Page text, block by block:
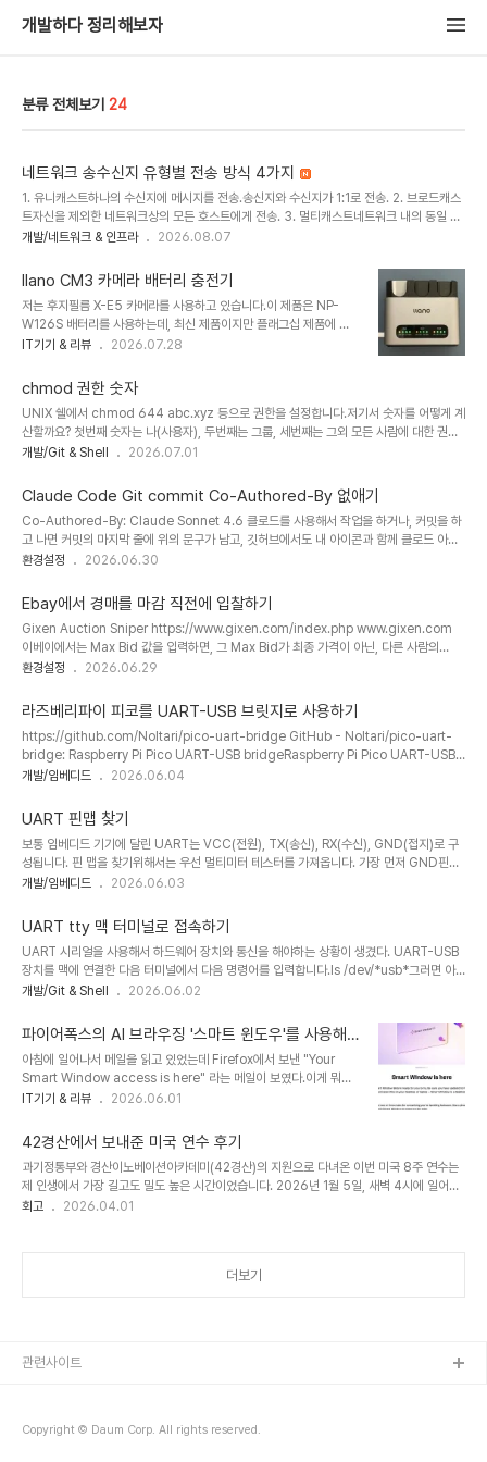
개발하다 정리해보자
분류 전체보기 24
네트워크 송수신지 유형별 전송 방식 4가지
1. 유니캐스트하나의 수신지에 메시지를 전송.송신지와 수신지가 1:1로 전송. 2. 브로드캐스
트자신을 제외한 네트워크상의 모든 호스트에게 전송. 3. 멀티캐스트네트워크 내의 동일 그
룹에 속한 호스트에만 전송. 4. 애니캐스트네트워크 내의 동일 그룹에 속한 호스트 중에 가
개발/네트워크 & 인프라 2026.08.07
llano CM3 카메라 배터리 충전기
저는 후지필름 X-E5 카메라를 사용하고 있습니다.이 제품은 NP-
W126S 배터리를 사용하는데, 최신 제품이지만 플래그십 제품에 들
어가는 NP-W235와 달리 용량이 적습니다.기존에 후지필름의 NP-
용하려니 배터리의 개수가 더 많이 필요해졌습니다.그래서 동시에 여
러개를 충전할 수 있는 제품을 찾아보았는데 2구 짜리 제품은 많았지
만 그것보다 많이 들어가는 제품은 이것 하나 뿐이어서 구입하게 되었
습니다.전면에는 각각의 배터리 잔량 표시기가 있습니다. 25%단위로
만 나와 조금 아쉬웠지만, 충분하다고 생각됩니다.후면에는 전원 입출
력되며 12V 2.5A 또는 5V 3A로 최대 ..
IT기기 & 리뷰 2026.07.28
chmod 권한 숫자
UNIX 쉘에서 chmod 644 abc.xyz 등으로 권한을 설정합니다.저기서 숫자를 어떻게 계
산할까요? 첫번째 숫자는 나(사용자), 두번째는 그룹, 세번째는 그외 모든 사람에 대한 권한
입니다.각 숫자는 8진수로 쓰고, 읽기 권한은 4, 쓰기권한은 2, 실행권한은 1 입니다. 그래
등으로 작성할 수 있습니다.ssh 키의 권한도 600 으로 변경해야 하는 이유는 나 자신이 읽
기, 쓰기만 가능하게 해야하기 때문입니다.
개발/Git & Shell 2026.07.01
Claude Code Git commit Co-Authored-By 없애기
Co-Authored-By: Claude Sonnet 4.6 클로드를 사용해서 작업을 하거나, 커밋을 하
고 나면 커밋의 마지막 줄에 위의 문구가 남고, 깃허브에서도 내 아이콘과 함께 클로드 아이
콘이 남는 경험이 있으셨을겁니다.AI를 사용해서 코딩을 한 것을 밝히는 투명성이 필요하다
다.~/.claude/settings.json에 보면 클로드 설정이 저장되어있습니다.{ "attribution":
{ "commit": "", "pr": "" }}파일에서 attribution 설정의 commit, pr 값을 모두 ""로 빈
값을 주면 앞으로의 커밋에는 표시되지 않습니다. 자세한 설정은 아래 링크에서도 확인해볼
..
환경설정 2026.06.30
Ebay에서 경매를 마감 직전에 입찰하기
Gixen Auction Sniper https://www.gixen.com/index.php www.gixen.com
이베이에서는 Max Bid 값을 입력하면, 그 Max Bid가 최종 가격이 아닌, 다른 사람의
Max Bid 보다 약간 높은 가격을 책정하게 되어있다.그래서 Max Bid를 미리 높게 올려놓
Gixen 옥션 스나이퍼를 사용하면 경매 마감 직전에 전에 내가 생각한 Max Bid를 대신 입
력해준다.기본 설정은 6초로 되어있지만, 돈을 지불하면 1초에서 15초까지 설정도 가능하
다.실제로 얼마전에 사용해보았을때 130달러라고 써냈지만, 77.76달러만 결제하게 되었
다.사용하지 않았더라면, 100달러 넘게 주고..
환경설정 2026.06.29
라즈베리파이 피코를 UART-USB 브릿지로 사용하기
https://github.com/Noltari/pico-uart-bridge GitHub - Noltari/pico-uart-
bridge: Raspberry Pi Pico UART-USB bridgeRaspberry Pi Pico UART-USB
bridge. Contribute to Noltari/pico-uart-bridge development by creating
으로 USB 브릿지를 사용하는 것이 있다.근데 보통 전용 하드웨어를 구입해야 하는 경우가
있는데 가지고 있는 라즈베리파이피코가 있으면 위의 저장소의 펌웨어를 설치하면 USB브
릿지로 사용할 수 있다. 우선 가지고 있는 라즈베피라이 피코의..
개발/임베디드 2026.06.04
UART 핀맵 찾기
보통 임베디드 기기에 달린 UART는 VCC(전원), TX(송신), RX(수신), GND(접지)로 구
성됩니다. 핀 맵을 찾기위해서는 우선 멀티미터 테스터를 가져옵니다. 가장 먼저 GND핀을
먼저 찾아야합니다.멀티미터를 통전 확인 모드로 놓고, 보드의 전원이 들어오는 쪽에 있는
뜻입니다. GND핀을 확인했으면 VCC핀을 찾아야합니다.멀티미터는 직류전압 측정모드로
변경합니다.전원을 켜고 한쪽은 접지, 나머지에 하나씩 대보면, 일정한 전압이 나오는 핀이
있습니다.그 핀이 VCC입니다. TX, RX는 거꾸로 연결해도 큰 문제가 발생하지 않기 때문에
UART인터페이스에 연결해보고 확인해도 되지만, 멀티미터로 찾으려면 전압이 계..
개발/임베디드 2026.06.03
UART tty 맥 터미널로 접속하기
UART 시리얼을 사용해서 하드웨어 장치와 통신을 해야하는 상황이 생겼다. UART-USB
장치를 맥에 연결한 다음 터미널에서 다음 명령어를 입력합니다.ls /dev/*usb*그러면 아
래처럼 인식된 모든 USB 장치가 나옵니다./dev/cu.usbmodem14301
/dev/tty.usbmodem14303이중에 tty가 붙은 것이 터미널 통신을 지원합니
다.screen /dev/tty.usbmodem14301 115200위와 같이 screen 명령을 사용하여
접속가능합니다. 마지막 숫자는 Baud Rate, 통신속도를 말합니다. 기기마다 다를 수있으
니 변경하면서 찾아야합니다.
개발/Git & Shell 2026.06.02
파이어폭스의 AI 브라우징 '스마트 윈도우'를 사용해
본 후기
아침에 일어나서 메일을 읽고 있었는데 Firefox에서 보낸 "Your
Smart Window access is here" 라는 메일이 보였다.이게 뭐지
하고 생각을 해보니 3월에 왔던 "Get early access to Smart
받고 아니 "AI 브라우저 기능을 사용하면 돈을 준다고? 재미있겠다!"
라고 생각하며 신청을 했던 것이 기억이 났다.하지만 여기 적힌 날짜가
한참 지나도 전혀 답장이 오지 않아서 기능을 사용할 권한이 전혀 없을
줄 알고 잊고 있었다. 파이어폭스 사용자층은 개인정보 보호를 위해 사
용하는 경우가 많아 AI를 끄는 경우도 있는데 나는 퍼플렉시티의 코멧
IT기기 & 리뷰 2026.06.01
42경산에서 보내준 미국 연수 후기
과기정통부와 경산이노베이션아카데미(42경산)의 지원으로 다녀온 이번 미국 8주 연수는
제 인생에서 가장 길고도 밀도 높은 시간이었습니다. 2026년 1월 5일, 새벽 4시에 일어나
기차와 비행기를 갈아타며 로스앤젤레스에 도착하기까지 무려 34시간이나 계속된 하루가
었습니다.CES 현장에서는 삼성의 프리스타일 플러스와 트라이폴드 디스플레이 같은 혁신
회고 2026.04.01
더보기
Copyright © Daum Corp. All rights reserved.
관련사이트